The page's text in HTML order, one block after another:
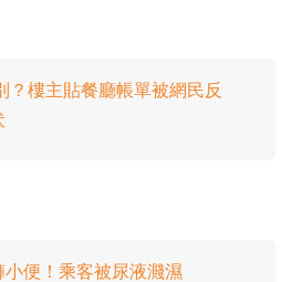
？樓主貼餐廳帳單被網民反
便！乘客被尿液濺濕